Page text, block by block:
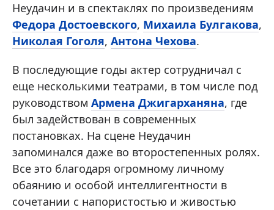
Неудачин и в спектаклях по произведениям
Федора Достоевского, Михаила Булгакова,
Николая Гоголя, Антона Чехова.
В последующие годы актер сотрудничал с
еще несколькими театрами, в том числе под
руководством Армена Джигарханяна, где
был задействован в современных
постановках. На сцене Неудачин
запоминался даже во второстепенных ролях.
Все это благодаря огромному личному
обаянию и особой интеллигентности в
сочетании с напористостью и живостью